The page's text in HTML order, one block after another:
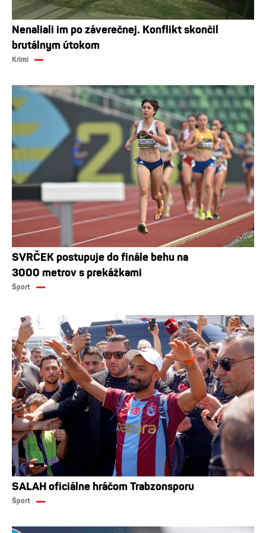
Nenaliali im po záverečnej. Konflikt skončil
brutálnym útokom
Krimi
SVRČEK postupuje do finále behu na
3000 metrov s prekážkami
Šport
SALAH oficiálne hráčom Trabzonsporu
Šport